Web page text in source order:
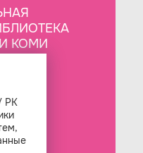
КОМИ
Создание сайта —
РК